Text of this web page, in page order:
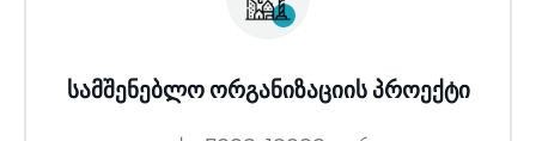
სამშენებლო ორგანიზაციის პროექტი